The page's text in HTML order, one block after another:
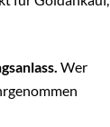
Wer